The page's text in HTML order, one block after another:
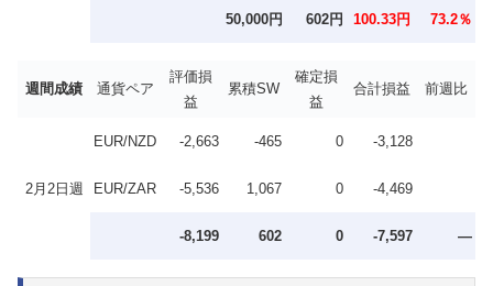
50,000円 602円 100.33円 73.2％
週間成績 通貨ペア
評価損
益
累積SW
確定損
益
合計損益 前週比
2月2日週
EUR/NZD -2,663 -465 0 -3,128
EUR/ZAR -5,536 1,067 0 -4,469
-8,199 602 0 -7,597 —